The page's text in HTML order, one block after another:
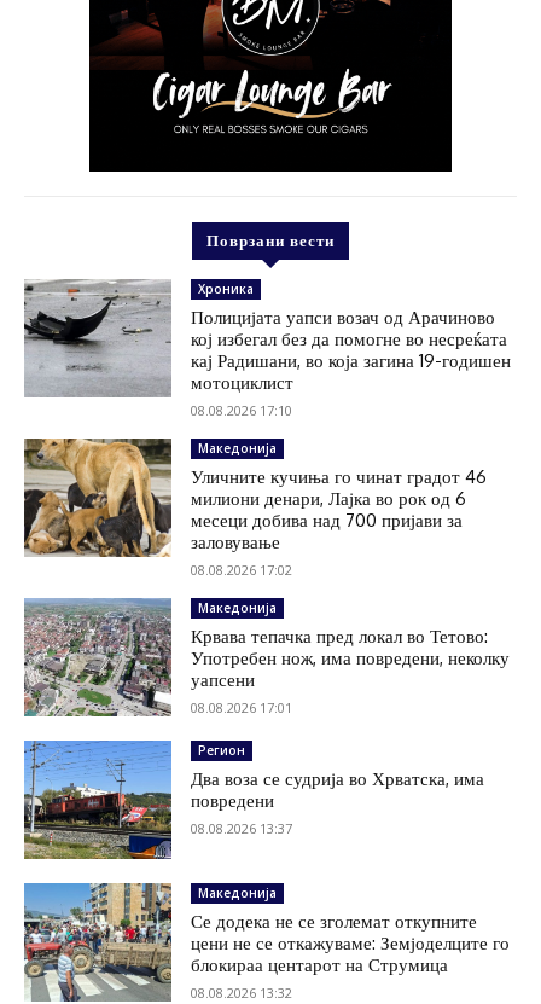
Поврзани вести
Хроника
Полицијата уапси возач од Арачиново
кој избегал без да помогне во несреќата
кај Радишани, во која загина 19-годишен
мотоциклист
08.08.2026 17:10
Македонија
Уличните кучиња го чинат градот 46
милиони денари, Лајка во рок од 6
месеци добива над 700 пријави за
заловување
08.08.2026 17:02
Македонија
Крвава тепачка пред локал во Тетово:
Употребен нож, има повредени, неколку
уапсени
08.08.2026 17:01
Регион
Два воза се судрија во Хрватска, има
повредени
08.08.2026 13:37
Македонија
Се додека не се зголемат откупните
цени не се откажуваме: Земјоделците го
блокираа центарот на Струмица
08.08.2026 13:32